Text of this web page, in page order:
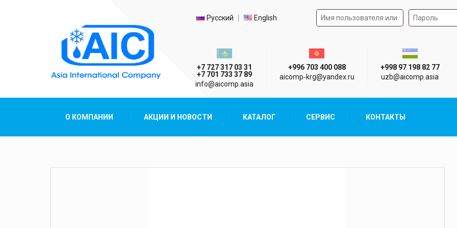
Выбор языка
Русский English Форма авторизации на
Казахстан г. Алматы
+7 727 317 03 31
+7 701 733 37 89
info@aicomp.asia
Киргизия г. Бишкек
+996 703 400 088
aicomp‑krg@yandex.ru
Узбекистан
+998 97 198 82 77
uzb@aicomp.asia
О КОМПАНИИ АКЦИИ И НОВОСТИ КАТАЛОГ СЕРВИС КОНТАКТЫ